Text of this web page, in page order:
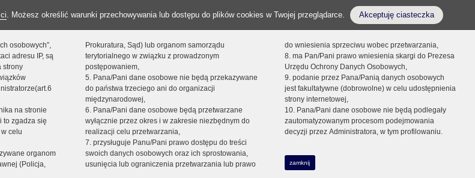
. Możesz określić warunki przechowywania lub dostępu do plików cookies w Twojej przeglądarce. Akceptuję ciasteczka
osobowych”,
adresu IP, są
strony
na stronie
to zgadza się
celu
organom
(Policja,
Prokuratura, Sąd) lub organom samorządu
terytorialnego w związku z prowadzonym
postępowaniem,
5. Pana/Pani dane osobowe nie będą przekazywane
do państwa trzeciego ani do organizacji
międzynarodowej,
6. Pana/Pani dane osobowe będą przetwarzane
wyłącznie przez okres i w zakresie niezbędnym do
realizacji celu przetwarzania,
7. przysługuje Panu/Pani prawo dostępu do treści
swoich danych osobowych oraz ich sprostowania,
usunięcia lub ograniczenia przetwarzania lub prawo
do wniesienia sprzeciwu wobec przetwarzania,
8. ma Pan/Pani prawo wniesienia skargi do Prezesa
Urzędu Ochrony Danych Osobowych,
9. podanie przez Pana/Panią danych osobowych
jest fakultatywne (dobrowolne) w celu udostępnienia
strony internetowej,
10. Pana/Pani dane osobowe nie będą podlegały
zautomatyzowanym procesom podejmowania
decyzji przez Administratora, w tym profilowaniu.
zamknij